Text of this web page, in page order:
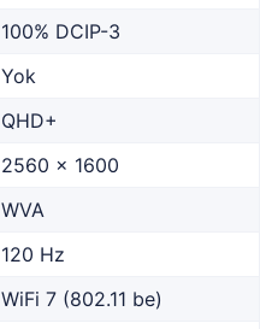
100% DCIP-3
Yok
QHD+
2560 x 1600
WVA
120 Hz
WiFi 7 (802.11 be)